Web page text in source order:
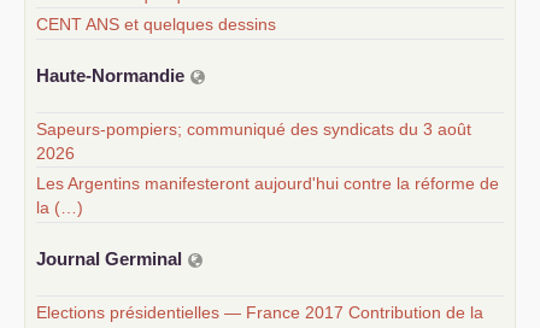
CENT ANS et quelques dessins
Haute-Normandie
Sapeurs-pompiers; communiqué des syndicats du 3 août
2026
Les Argentins manifesteront aujourd'hui contre la réforme de
la (…)
Journal Germinal
Elections présidentielles — France 2017 Contribution de la